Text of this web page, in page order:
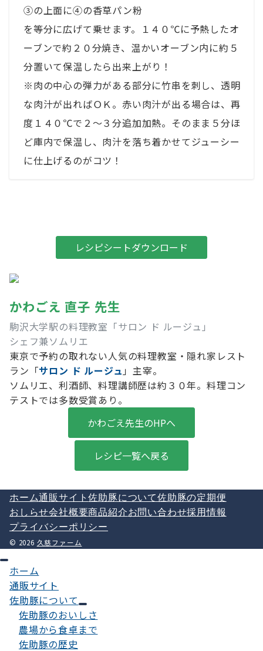
③の上面に④の香草パン粉
を等分に広げて乗せます。１４０℃に予熱したオ
ーブンで約２０分焼き、温かいオーブン内に約５
分置いて保温したら出来上がり！
※肉の中心の弾力がある部分に竹串を刺し、透明
な肉汁が出ればＯＫ。赤い肉汁が出る場合は、再
度１４０℃で２～３分追加加熱。そのまま５分ほ
ど庫内で保温し、肉汁を落ち着かせてジューシー
に仕上げるのがコツ！
レシピシートダウンロード
かわごえ 直子 先生
駒沢大学駅の料理教室 「サロン ド ルージュ」
シェフ兼ソムリエ
東京で予約の取れない人気の料理教室・隠れ家レスト
ラン「サロン ド ルージュ 」主宰。
ソムリエ、利酒師、料理講師歴は約３０年。料理コン
テストでは多数受賞あり。
かわごえ先生のHPへ
レシピ一覧へ戻る
ホーム通販サイト佐助豚について佐助豚の定期便
おしらせ会社概要商品紹介お問い合わせ採用情報
プライバシーポリシー
© 2026 久慈ファーム
ホーム
通販サイト
佐助豚について
佐助豚のおいしさ
農場から食卓まで
佐助豚の歴史